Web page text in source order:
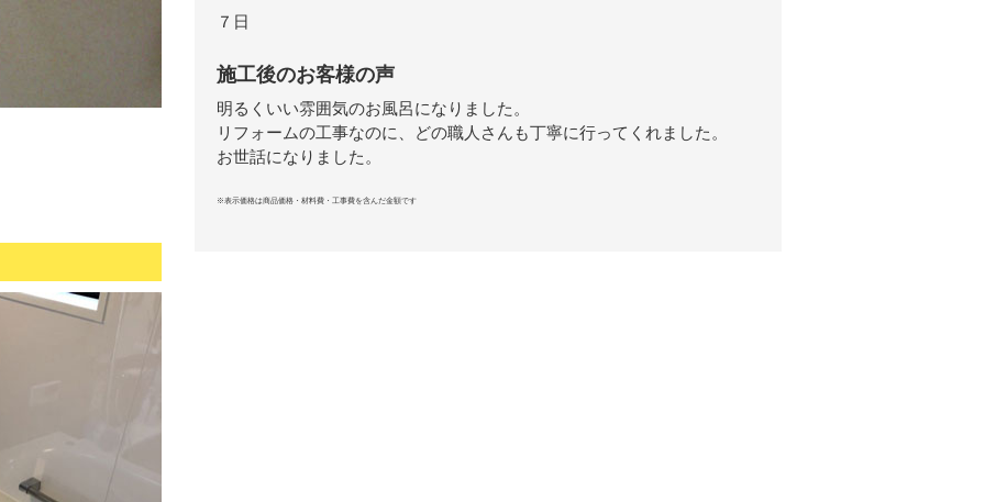
７日
施工後のお客様の声
明るくいい雰囲気のお風呂になりました。
リフォームの工事なのに、どの職人さんも丁寧に行ってくれました。
お世話になりました。
※表示価格は商品価格・材料費・工事費を含んだ金額です